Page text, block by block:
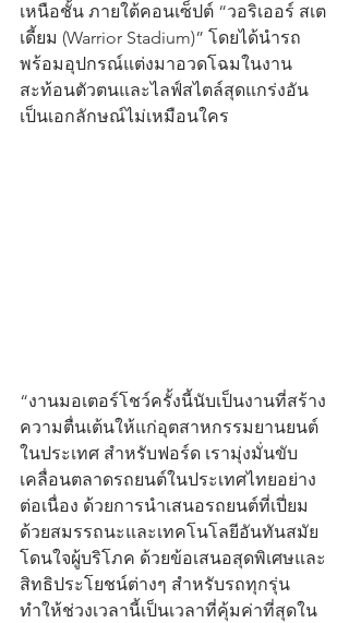
เหนือชั้น ภายใต้คอนเซ็ปต์ “วอริเออร์ สเต
เดี้ยม (Warrior Stadium)” โดยได้นำรถ
พร้อมอุปกรณ์แต่งมาอวดโฉมในงาน
สะท้อนตัวตนและไลฟ์สไตล์สุดแกร่งอัน
เป็นเอกลักษณ์ไม่เหมือนใคร
“งานมอเตอร์โชว์ครั้งนี้นับเป็นงานที่สร้าง
ความตื่นเต้นให้แก่อุตสาหกรรมยานยนต์
ในประเทศ สำหรับฟอร์ด เรามุ่งมั่นขับ
เคลื่อนตลาดรถยนต์ในประเทศไทยอย่าง
ต่อเนื่อง ด้วยการนำเสนอรถยนต์ที่เปี่ยม
ด้วยสมรรถนะและเทคโนโลยีอันทันสมัย
โดนใจผู้บริโภค ด้วยข้อเสนอสุดพิเศษและ
สิทธิประโยชน์ต่างๆ สำหรับรถทุกรุ่น
ทำให้ช่วงเวลานี้เป็นเวลาที่คุ้มค่าที่สุดใน